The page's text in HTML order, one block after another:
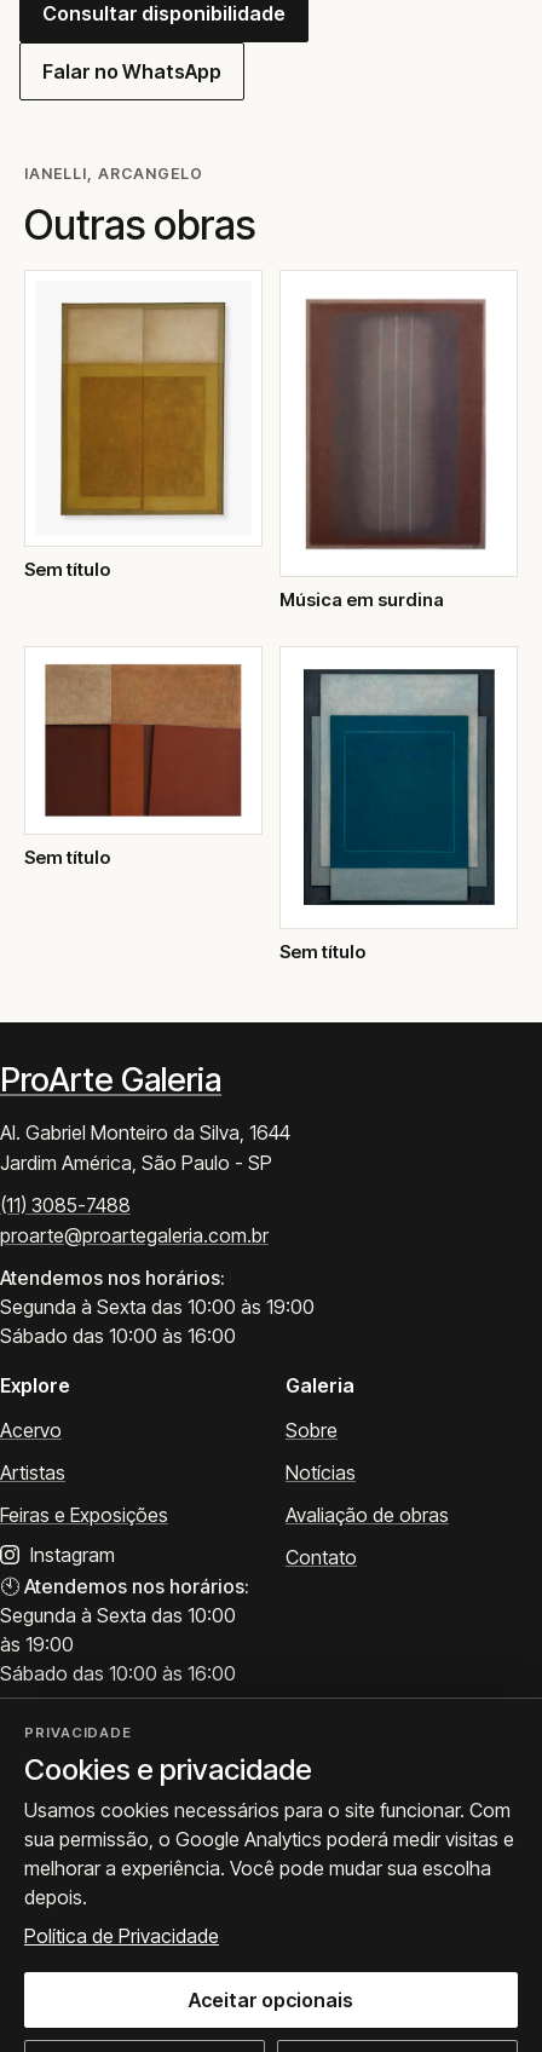
Consultar disponibilidade
Falar no WhatsApp
IANELLI, ARCANGELO
Outras obras
Sem título
Música em surdina
Sem título
Sem título
ProArte Galeria
Al. Gabriel Monteiro da Silva, 1644
Jardim América, São Paulo - SP
(11) 3085-7488
proarte@proartegaleria.com.br
Atendemos nos horários:
Segunda à Sexta das 10:00 às 19:00
Sábado das 10:00 às 16:00
Explore
Acervo
Artistas
Feiras e Exposições
Instagram
🕙 Atendemos nos horários:
Segunda à Sexta das 10:00
às 19:00
Sábado das 10:00 às 16:00
Galeria
Sobre
Notícias
Avaliação de obras
Contato
Visite
Atendimento para acervo,
avaliações e visitas.
Como chegar
Siga a ProArte
Exposições, obras e
bastidores.
© 2026 ProArte Galeria -Desenvolvido por Curavium·Política de Privacidade·
PRIVACIDADE
Cookies e privacidade
Usamos cookies necessários para o site funcionar. Com
sua permissão, o Google Analytics poderá medir visitas e
melhorar a experiência. Você pode mudar sua escolha
depois.
Política de Privacidade
Aceitar opcionais